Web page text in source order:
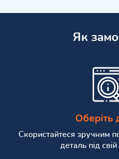
Як
Оберіть
Скористайтеся зручним
деталь під